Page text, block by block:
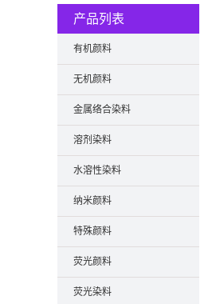
产品列表
有机颜料
无机颜料
金属络合染料
溶剂染料
水溶性染料
纳米颜料
特殊颜料
荧光颜料
荧光染料